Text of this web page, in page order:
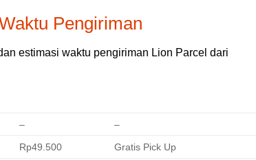
Pengiriman
estimasi waktu pengiriman Lion Parcel dari
– –
Rp49.500 Gratis Pick Up